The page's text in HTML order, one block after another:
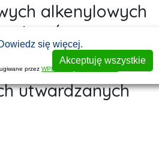
alkenylowych
frontalną.
utwardzania
utwardzanych
się więcej.
Akceptuję wszystkie
przez WPLP Compliance Platform